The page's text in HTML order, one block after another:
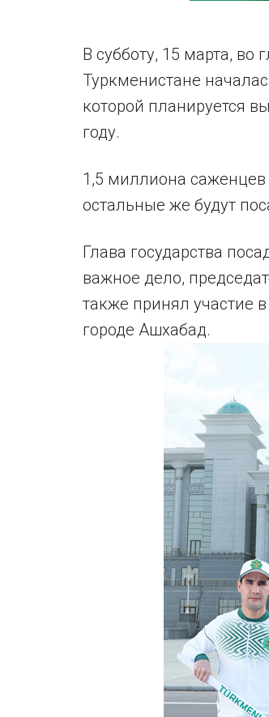
В субботу, 15 марта,
Туркменистане
которой планируется
году.
1,5 миллиона саженцев
остальные же будут
Глава государства
важное дело,
также принял участие
городе Ашхабад.